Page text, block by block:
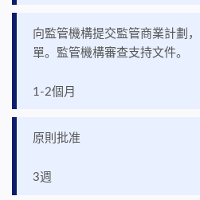
向監管機構提交監管商業計劃
單。監管機構審查支持文件。
1-2個月
原則批准
3週